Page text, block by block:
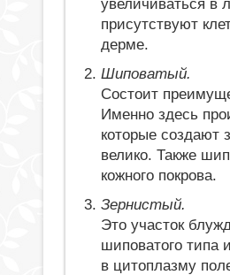
увеличиваться в
присутствуют
дерме.
Шиповатый.
Состоит
Именно здесь
которые создают
велико. Также
кожного покрова.
Зернистый.
Это участок
шиповатого типа
в цитоплазму